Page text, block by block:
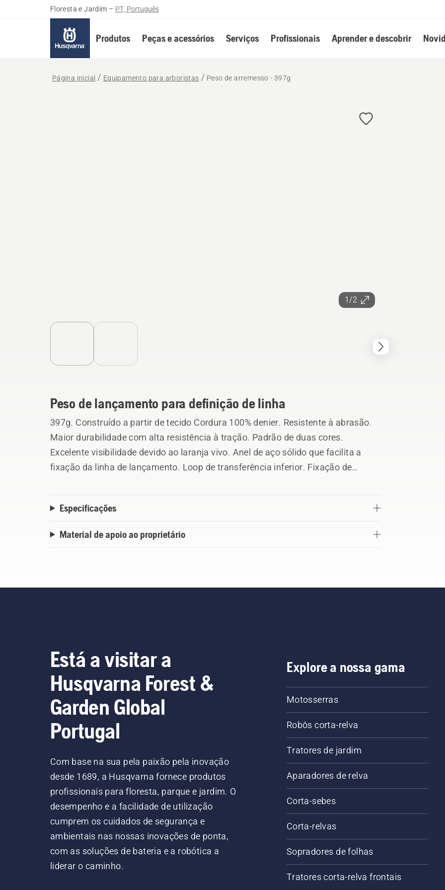
Floresta e Jardim – PT, Português
Produtos Peças e acessórios Serviços Profissionais Aprender e descobrir
Página inicial Equipamento para arboristas Peso de arremesso - 397g
1/2
Peso de lançamento para definição de linha
397g. Construído a partir de tecido Cordura 100% denier. Resistente à abrasão.
Maior durabilidade com alta resistência à tração. Padrão de duas cores.
Excelente visibilidade devido ao laranja vivo. Anel de aço sólido que facilita a
fixação da linha de lançamento. Loop de transferência inferior. Fixação de
Especificações
Material de apoio ao proprietário
Está a visitar a
Husqvarna Forest &
Garden Global
Portugal
Com base na sua pela paixão pela inovação
desde 1689, a Husqvarna fornece produtos
profissionais para floresta, parque e jardim. O
desempenho e a facilidade de utilização
cumprem os cuidados de segurança e
ambientais nas nossas inovações de ponta,
com as soluções de bateria e a robótica a
liderar o caminho.
Explore a nossa gama
Motosserras
Robôs corta-relva
Tratores de jardim
Aparadores de relva
Corta-sebes
Corta-relvas
Sopradores de folhas
Tratores corta-relva frontais